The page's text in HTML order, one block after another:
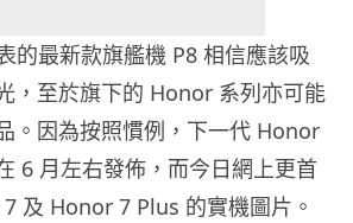
的最新款旗艦機 P8 相信應該吸
，至於旗下的 Honor 系列亦可能
。因為按照慣例，下一代 Honor
6 月左右發佈，而今日網上更首
及 Honor 7 Plus 的實機圖片。